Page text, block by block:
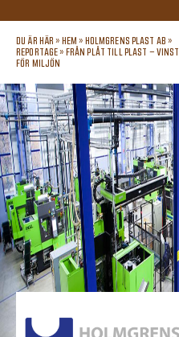
DU ÄR HÄR » HEM » HOLMGRENS PLAST AB »
REPORTAGE» FRÅN PLÅT TILL PLAST – VINST
FÖR MILJÖN